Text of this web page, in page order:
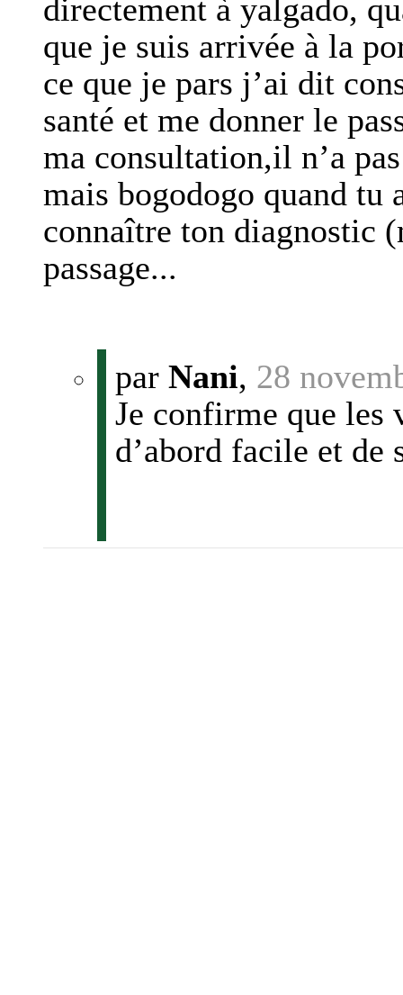
directement à yalgado,
que je suis arrivée à la
ce que je pars j’ai dit
santé et me donner le
ma consultation,il n’a
mais bogodogo quand
connaître ton diagnostic
passage...
par Nani, 28
Je confirme que les
d’abord facile et